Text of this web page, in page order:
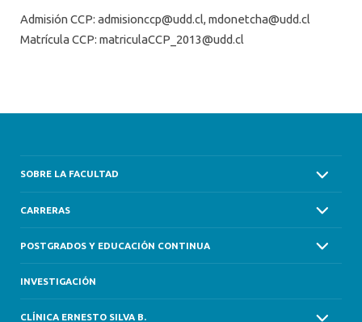
Admisión CCP: admisionccp@udd.cl, mdonetcha@udd.cl
Matrícula CCP: matriculaCCP_2013@udd.cl
SOBRE LA FACULTAD
CARRERAS
POSTGRADOS Y EDUCACIÓN CONTINUA
INVESTIGACIÓN
CLÍNICA ERNESTO SILVA B.